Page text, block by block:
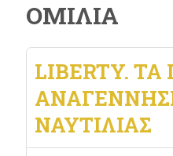
ΟΜΙΛΊΑ
LIBERTY.
ΝΑΥΤΙΛΙΑΣ